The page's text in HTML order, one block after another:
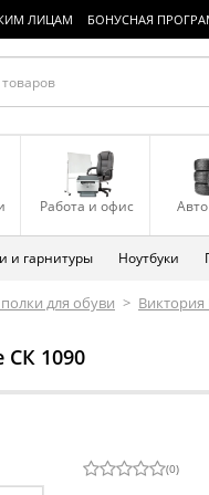
ЛИЦАМ БОНУСНАЯ
Работа и офис
и гарнитуры Ноутбуки
для обуви >
СК 1090
(0)